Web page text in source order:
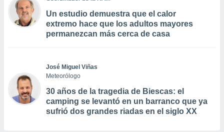
Un estudio demuestra que el calor
extremo hace que los adultos mayores
permanezcan más cerca de casa
José Miguel Viñas
Meteorólogo
30 años de la tragedia de Biescas: el
camping se levantó en un barranco que ya
sufrió dos grandes riadas en el siglo XX